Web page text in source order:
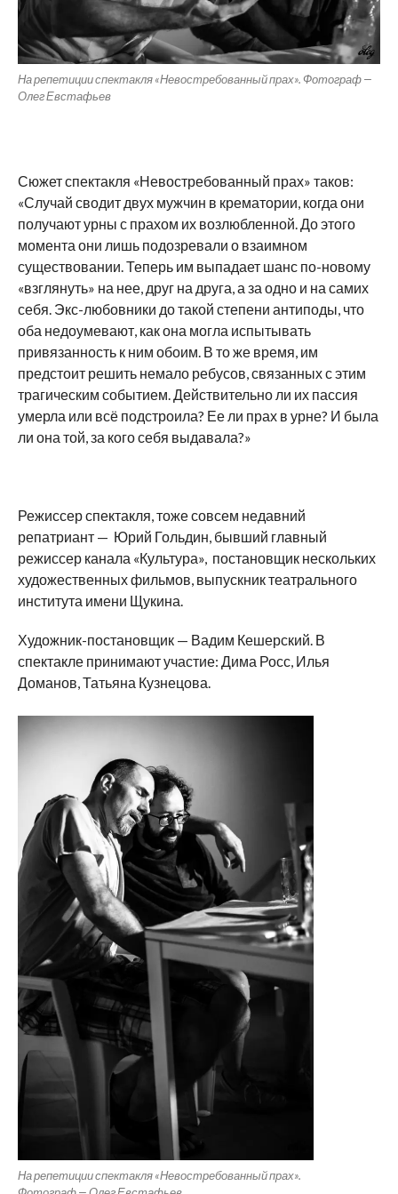
На репетиции спектакля «Невостребованный прах». Фотограф —
Олег Евстафьев
Сюжет спектакля «Невостребованный прах» таков:
«Случай сводит двух мужчин в крематории, когда они
получают урны с прахом их возлюбленной. До этого
момента они лишь подозревали о взаимном
существовании. Теперь им выпадает шанс по-новому
«взглянуть» на нее, друг на друга, а за одно и на самих
себя. Экс-любовники до такой степени антиподы, что
оба недоумевают, как она могла испытывать
привязанность к ним обоим. В то же время, им
предстоит решить немало ребусов, связанных с этим
трагическим событием. Действительно ли их пассия
умерла или всё подстроила? Ее ли прах в урне? И была
ли она той, за кого себя выдавала?»
Режиссер спектакля, тоже совсем недавний
репатриант — Юрий Гольдин, бывший главный
режиссер канала «Культура», постановщик нескольких
художественных фильмов, выпускник театрального
института имени Щукина.
Художник-постановщик — Вадим Кешерский. В
спектакле принимают участие: Дима Росс, Илья
Доманов, Татьяна Кузнецова.
На репетиции спектакля «Невостребованный прах».